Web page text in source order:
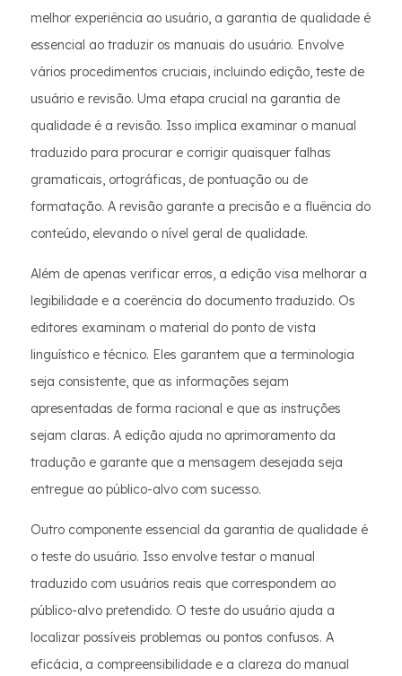
melhor experiência ao usuário, a garantia de qualidade é
essencial ao traduzir os manuais do usuário. Envolve
vários procedimentos cruciais, incluindo edição, teste de
usuário e revisão. Uma etapa crucial na garantia de
qualidade é a revisão. Isso implica examinar o manual
traduzido para procurar e corrigir quaisquer falhas
gramaticais, ortográficas, de pontuação ou de
formatação. A revisão garante a precisão e a fluência do
conteúdo, elevando o nível geral de qualidade.
Além de apenas verificar erros, a edição visa melhorar a
legibilidade e a coerência do documento traduzido. Os
editores examinam o material do ponto de vista
linguístico e técnico. Eles garantem que a terminologia
seja consistente, que as informações sejam
apresentadas de forma racional e que as instruções
sejam claras. A edição ajuda no aprimoramento da
tradução e garante que a mensagem desejada seja
entregue ao público-alvo com sucesso.
Outro componente essencial da garantia de qualidade é
o teste do usuário. Isso envolve testar o manual
traduzido com usuários reais que correspondem ao
público-alvo pretendido. O teste do usuário ajuda a
localizar possíveis problemas ou pontos confusos. A
eficácia, a compreensibilidade e a clareza do manual